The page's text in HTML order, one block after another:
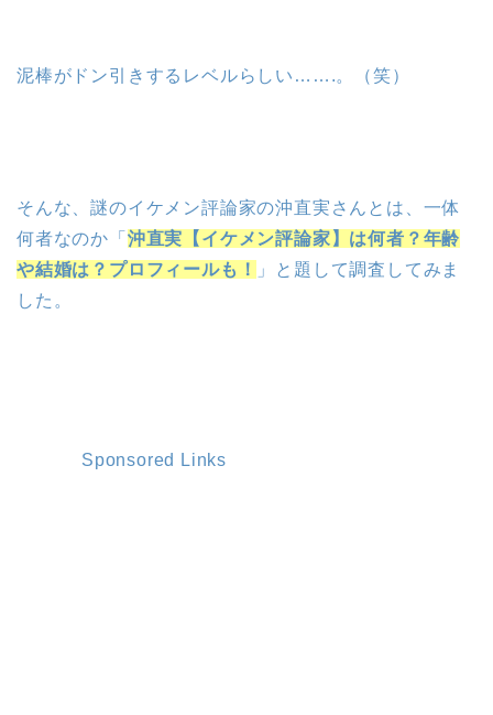
泥棒がドン引きするレベルらしい…….。（笑）
そんな、謎のイケメン評論家の沖直実さんとは、一体
何者なのか「 沖直実【イケメン評論家】は何者？年齢
や結婚は？プロフィールも！
」と題して調査してみま
した。
Sponsored Links